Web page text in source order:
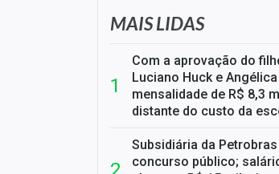
MAIS LIDAS
Com a aprovação do
Luciano Huck e
mensalidade de R$ 8,3
distante do custo da
Subsidiária da
concurso público;